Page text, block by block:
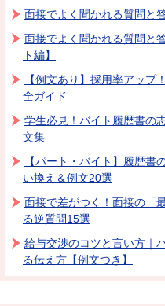
面接でよく聞かれる質問と
面接でよく聞かれる質問と
ト編】
【例文あり】採用率アップ
全ガイド
学生必見！バイト履歴書の
文集
【パート・バイト】履歴
い換え＆例文20選
面接で差がつく！面接の「
る逆質問15選
給与交渉のコツと言い方｜
る伝え方【例文つき】